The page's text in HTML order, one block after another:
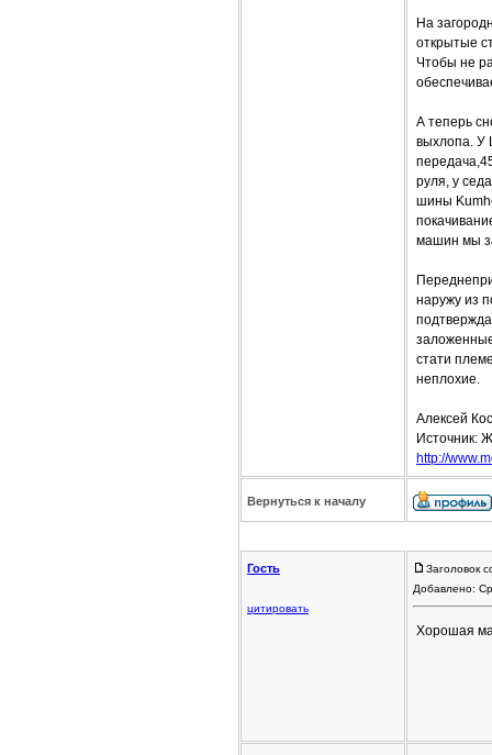
На
открытые
Чтобы не
А теперь
выхлопа. У
руля, у
шины
машин мы
наружу из
стати
неплохие.
Алексей
Источник:
http://
Вернуться к началу
Гость
цитировать
Заголовок
Добавлено:
Хорошая